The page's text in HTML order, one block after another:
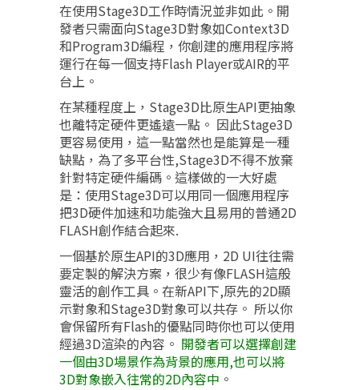
在使用Stage3D工作時情況並非如此。開
發者只需面向Stage3D對象如Context3D
和Program3D編程，你創建的應用程序將
運行在每一個支持Flash Player或AIR的平
台上。
在某種程度上，Stage3D比原生API更抽象
也離特定硬件更遙遠一點。 因此Stage3D
更容易使用，這一點當然也是能算是一種
缺點，為了多平台性,Stage3D不得不放棄
針對特定硬件編碼。這樣做的一大好處
是：使用Stage3D可以用同一個應用程序
把3D硬件加速和功能強大且易用的普通2D
FLASH創作結合起來.
一個基於原生API的3D應用，2D UI往往需
要定製的解決方案，很少有像FLASH這般
靈活的創作工具。在新API下,原先的2D顯
示對象和Stage3D對象可以共存。 所以你
會保留所有Flash的優點同時你也可以使用
經過3D渲染的內容。 開發者可以選擇創建
一個由3D場景作為背景的應用,也可以將
3D對象嵌入往常的2D內容中 。